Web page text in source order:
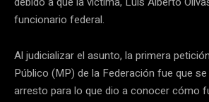
funcionario federal.
Al judicializar el asunto, la primera
Público (MP) de la Federación fue que
arresto para lo que dio a conocer cómo